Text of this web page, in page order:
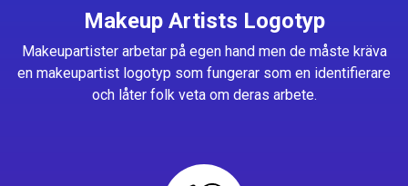
Makeup Artists Logotyp
Makeupartister arbetar på egen hand men de måste kräva
en makeupartist logotyp som fungerar som en identifierare
och låter folk veta om deras arbete.